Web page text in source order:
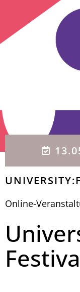
Online-